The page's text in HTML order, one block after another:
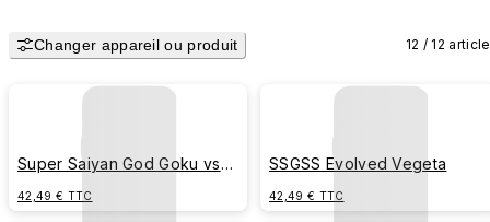
Changer appareil ou produit 12 / 12
Super Saiyan God Goku vs
42,49 € TTC
SSGSS Evolved Vegeta
42,49 € TTC